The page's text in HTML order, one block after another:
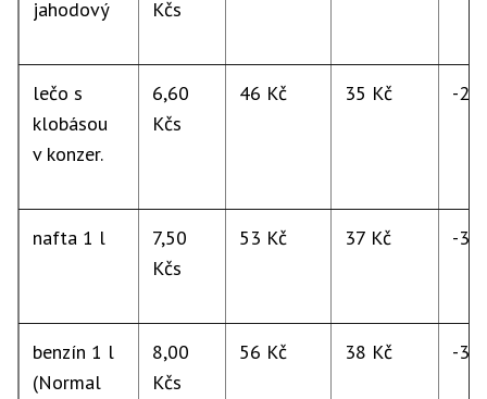
jahodový Kčs
lečo s
klobásou
v konzer.
6,60
Kčs
46 Kč 35 Kč -24
nafta 1 l
7,50
Kčs
53 Kč 37 Kč -30
benzín 1 l
(Normal
8,00
Kčs
56 Kč 38 Kč -32